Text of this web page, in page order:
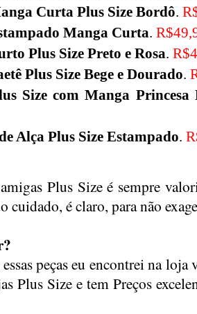
Curta Plus Size Bordô.
Manga Curta.
Plus Size Preto e Rosa.
Plus Size Bege e Dourado.
Size com Manga Princesa
Alça Plus Size Estampado.
Plus Size é sempre
cuidado, é claro, para não
peças eu encontrei na
Plus Size e tem Preços